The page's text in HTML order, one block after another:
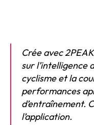
Crée avec
sur
cyclisme et la
performances
d’entraînement.
l’application.